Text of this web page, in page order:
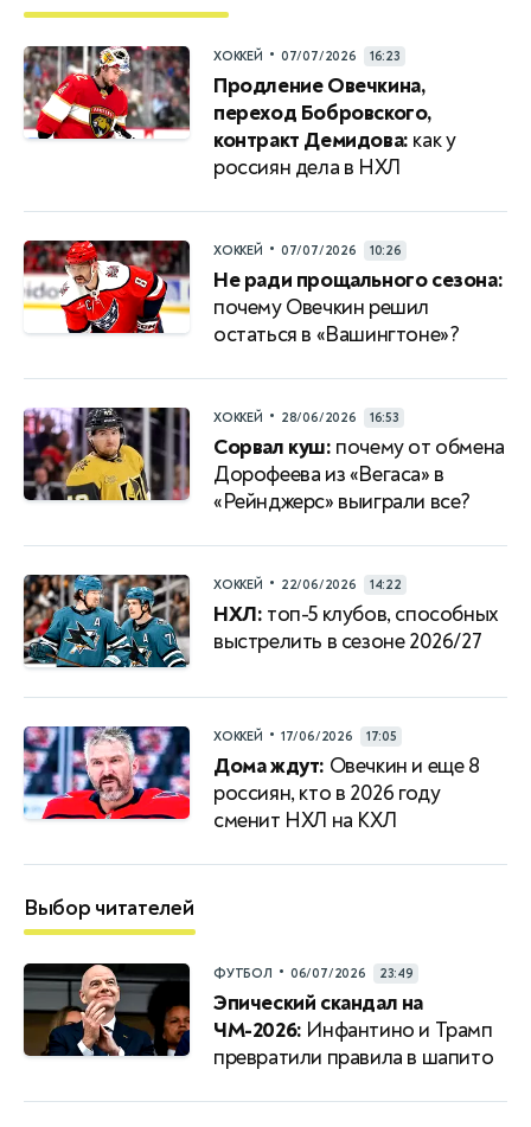
ХОККЕЙ • 07/07/2026 16:23
Продление Овечкина,
переход Бобровского,
контракт Демидова: как у
россиян дела в НХЛ
ХОККЕЙ • 07/07/2026 10:26
Не ради прощального сезона:
почему Овечкин решил
остаться в «Вашингтоне»?
ХОККЕЙ • 28/06/2026 16:53
Сорвал куш: почему от обмена
Дорофеева из «Вегаса» в
«Рейнджерс» выиграли все?
ХОККЕЙ • 22/06/2026 14:22
НХЛ: топ-5 клубов, способных
выстрелить в сезоне 2026/27
ХОККЕЙ • 17/06/2026 17:05
Дома ждут: Овечкин и еще 8
россиян, кто в 2026 году
сменит НХЛ на КХЛ
Выбор читателей
ФУТБОЛ • 06/07/2026 23:49
Эпический скандал на
ЧМ-2026: Инфантино и Трамп
превратили правила в шапито